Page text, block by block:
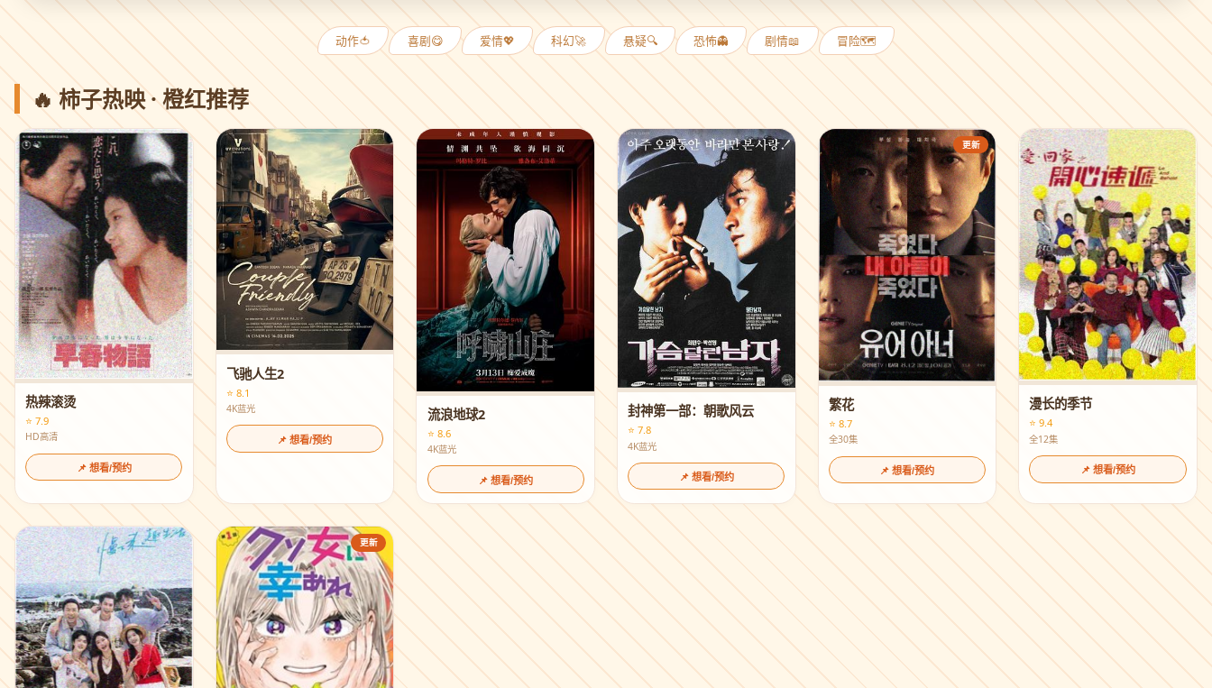
动作🍅 喜剧😋 爱情💖 科幻🚀 悬疑🔍 恐怖👻 剧情📖 冒险🗺️
🔥 柿子热映 · 橙红推荐
热辣滚烫
⭐ 7.9
HD高清
📌 想看/预约
飞驰人生2
⭐ 8.1
4K蓝光
📌 想看/预约
流浪地球2
⭐ 8.6
4K蓝光
📌 想看/预约
封神第一部：朝歌风云
⭐ 7.8
4K蓝光
📌 想看/预约
更新
繁花
⭐ 8.7
全30集
📌 想看/预约
漫长的季节
⭐ 9.4
全12集
📌 想看/预约
更新